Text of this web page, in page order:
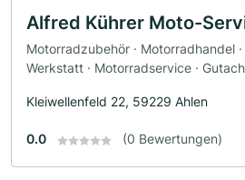
Alfred Kührer Moto-
Motorradzubehör · Motorradhandel
Werkstatt · Motorradservice ·
Kleiwellenfeld 22, 59229 Ahlen
0.0 (0 Bewertungen)